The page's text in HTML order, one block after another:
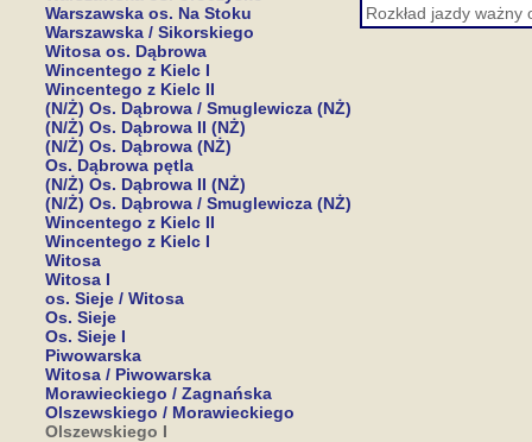
Warszawska os. Na Stoku
Warszawska / Sikorskiego
Witosa os. Dąbrowa
Wincentego z Kielc I
Wincentego z Kielc II
(N/Ż) Os. Dąbrowa / Smuglewicza (NŻ)
(N/Ż) Os. Dąbrowa II (NŻ)
(N/Ż) Os. Dąbrowa (NŻ)
Os. Dąbrowa pętla
(N/Ż) Os. Dąbrowa II (NŻ)
(N/Ż) Os. Dąbrowa / Smuglewicza (NŻ)
Wincentego z Kielc II
Wincentego z Kielc I
Witosa
Witosa I
os. Sieje / Witosa
Os. Sieje
Os. Sieje I
Piwowarska
Witosa / Piwowarska
Morawieckiego / Zagnańska
Olszewskiego / Morawieckiego
Olszewskiego I
Rozkład jazdy ważny